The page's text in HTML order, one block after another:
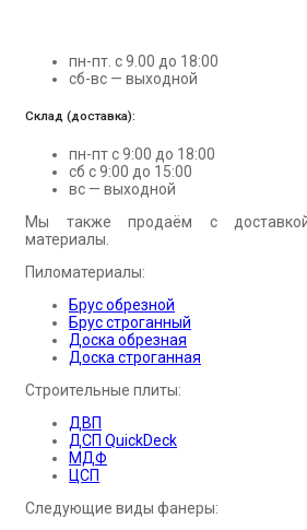
пн-пт. с 9.00 до 18:00
сб-вс — выходной
Склад (доставка):
пн-пт с 9:00 до 18:00
сб с 9:00 до 15:00
вс — выходной
Мы также продаём с доставкой
материалы.
Пиломатериалы:
Брус обрезной
Брус строганный
Доска обрезная
Доска строганная
Строительные плиты:
ДВП
ДСП QuickDeck
МДФ
ЦСП
Следующие виды фанеры: